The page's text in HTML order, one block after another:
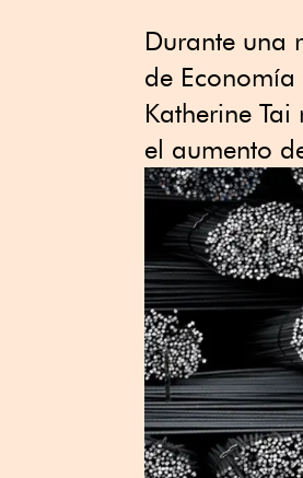
Durante una
de Economía
Katherine
el aumento